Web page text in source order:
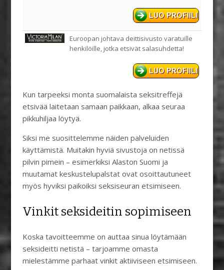
Euroopan johtava deittisivusto varatuille
henkilöille, jotka etsivät salasuhdetta!
Kun tarpeeksi monta suomalaista seksitreffejä
etsivää laitetaan samaan paikkaan, alkaa seuraa
pikkuhiljaa löytyä.
Siksi me suosittelemme näiden palveluiden
käyttämistä. Muitakin hyviä sivustoja on netissä
pilvin pimein – esimerkiksi Alaston Suomi ja
muutamat keskustelupalstat ovat osoittautuneet
myös hyviksi paikoiksi seksiseuran etsimiseen.
Vinkit seksideitin sopimiseen
Koska tavoitteemme on auttaa sinua löytämään
seksideitti netistä – tarjoamme omasta
mielestämme parhaat vinkit aktiiviseen etsimiseen.